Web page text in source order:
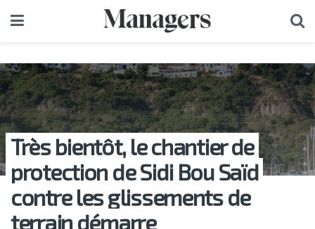
Très bientôt, le chantier de
protection de Sidi Bou Saïd
contre les glissements de
terrain démarre